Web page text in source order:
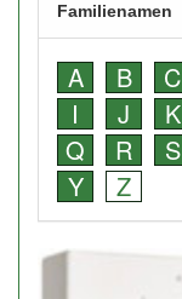
Familienamen
A B C
I
J K
Q
R S
Y
Z